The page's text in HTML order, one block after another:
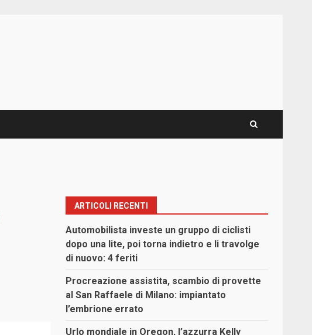
ARTICOLI RECENTI
Automobilista investe un gruppo di ciclisti
dopo una lite, poi torna indietro e li travolge
di nuovo: 4 feriti
Procreazione assistita, scambio di provette
al San Raffaele di Milano: impiantato
l’embrione errato
Urlo mondiale in Oregon, l’azzurra Kelly